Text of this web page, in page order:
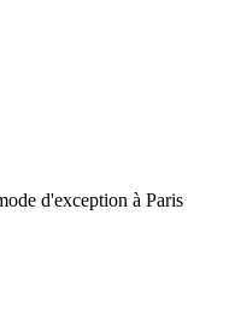
d'exception à Paris